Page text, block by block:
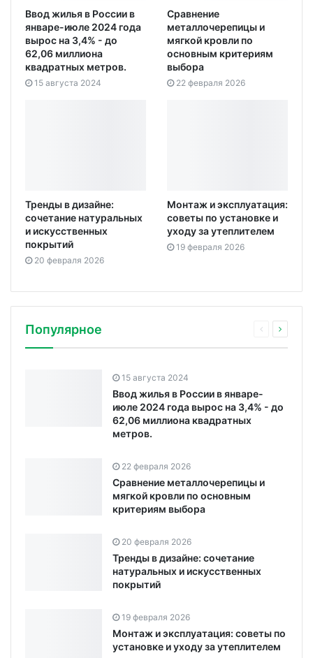
Ввод жилья в России в
январе-июле 2024 года
вырос на 3,4% - до
62,06 миллиона
квадратных метров.
15 августа 2024
Сравнение
металлочерепицы и
мягкой кровли по
основным критериям
выбора
22 февраля 2026
Тренды в дизайне:
сочетание натуральных
и искусственных
покрытий
20 февраля 2026
Монтаж и эксплуатация:
советы по установке и
уходу за утеплителем
19 февраля 2026
Популярное
15 августа 2024
Ввод жилья в России в январе-
июле 2024 года вырос на 3,4% - до
62,06 миллиона квадратных
метров.
22 февраля 2026
Сравнение металлочерепицы и
мягкой кровли по основным
критериям выбора
20 февраля 2026
Тренды в дизайне: сочетание
натуральных и искусственных
покрытий
19 февраля 2026
Монтаж и эксплуатация: советы по
установке и уходу за утеплителем